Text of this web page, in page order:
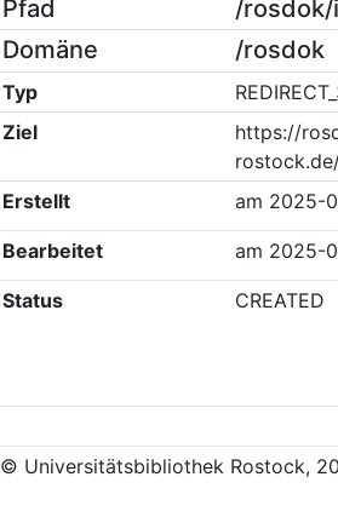
Pfad
/
Domäne
/rosdok
Typ
Ziel
https://
Erstellt
am 2025-
Bearbeitet am 2025-
Status CREATED
© Universitätsbibliothek Rostock,